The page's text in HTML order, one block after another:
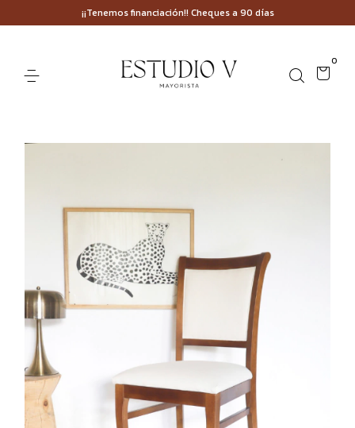
¡¡Tenemos financiación!! Cheques a 90 días
0